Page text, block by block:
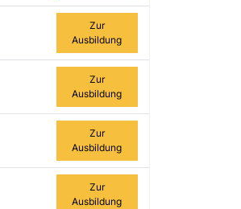
Zur
Ausbildung
Zur
Ausbildung
Zur
Ausbildung
Zur
Ausbildung